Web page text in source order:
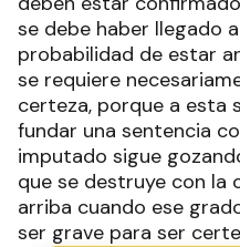
se debe haber llegado
probabilidad de estar
se requiere
certeza, porque a esta
fundar una sentencia
imputado sigue
que se destruye con la
arriba cuando ese
ser grave para ser